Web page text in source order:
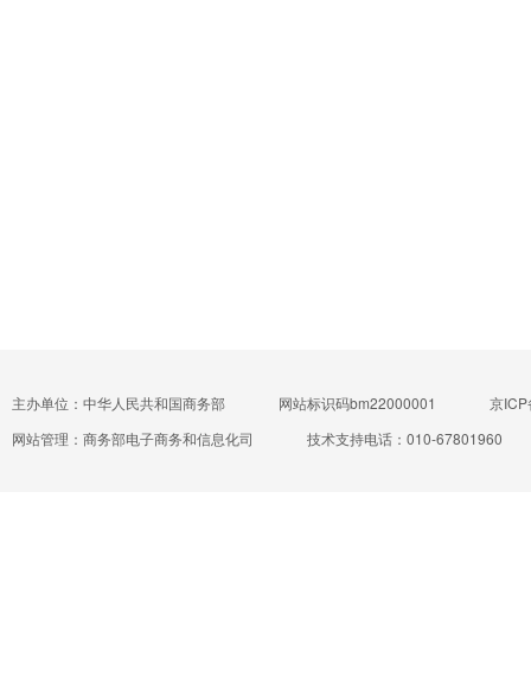
主办单位：中华人民共和国商务部 网站标识码bm22000001
京
网站管理：商务部电子商务和信息化司
技术支持电话：010-67801960